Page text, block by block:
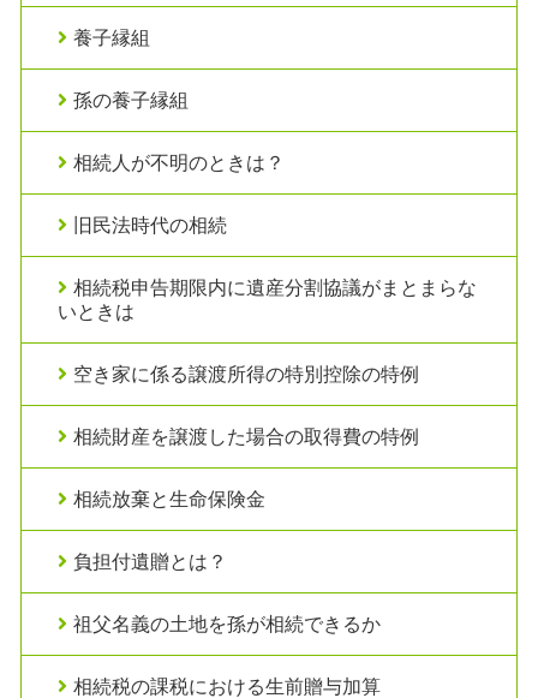
養子縁組
孫の養子縁組
相続人が不明のときは？
旧民法時代の相続
相続税申告期限内に遺産分割協議がまとまらな
いときは
空き家に係る譲渡所得の特別控除の特例
相続財産を譲渡した場合の取得費の特例
相続放棄と生命保険金
負担付遺贈とは？
祖父名義の土地を孫が相続できるか
相続税の課税における生前贈与加算